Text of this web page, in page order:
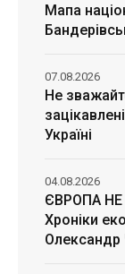
Мапа
Не
Україні
07.08.2026
ЄВРОПА НЕ
Хроніки
Олександр
04.08.2026